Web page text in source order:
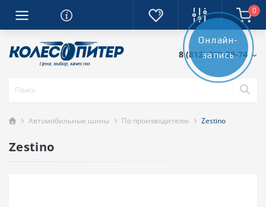
0
8 (812) 389-28-74
Автомобильные шины По производителю Zestino
Zestino
Онлайн-
запись